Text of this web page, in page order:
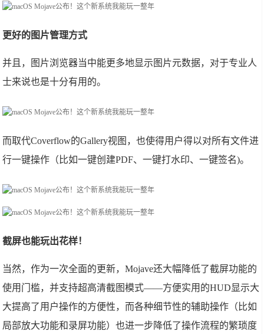
更好的图片管理方式
并且，图片浏览器当中能更多地显示图片元数据，对于专业人
士来说也是十分有用的。
而取代Coverflow的Gallery视图，也使得用户得以对所有文件进
行一键操作（比如一键创建PDF、一键打水印、一键签名)。
截屏也能玩出花样！
当然，作为一次全面的更新，Mojave还大幅降低了截屏功能的
使用门槛，并支持超高清截图模式——方便实用的HUD显示大
大提高了用户操作的方便性，而各种细节性的辅助操作（比如
局部放大功能和录屏功能）也进一步降低了操作流程的繁琐度